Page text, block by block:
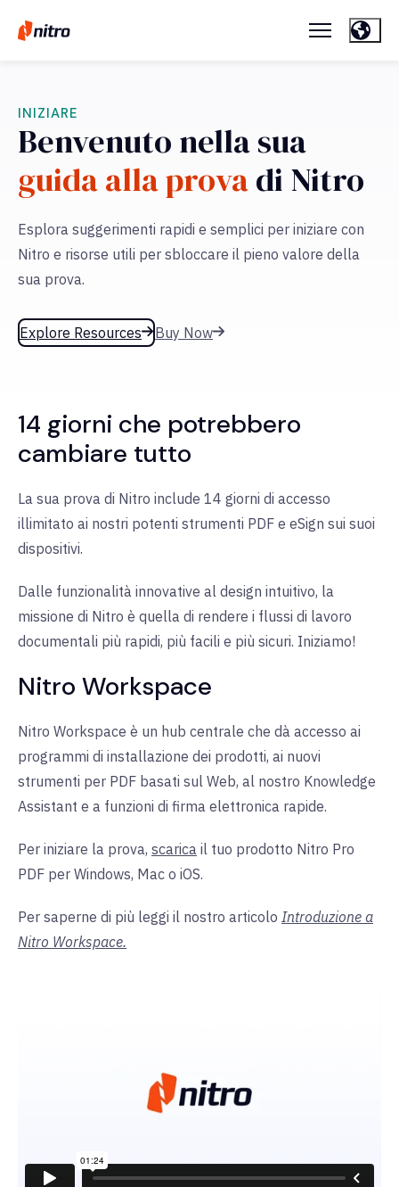
INIZIARE
Benvenuto nella sua
guida alla provadi Nitro
Esplora suggerimenti rapidi e semplici per iniziare con
Nitro e risorse utili per sbloccare il pieno valore della
sua prova.
Explore Resources Buy Now
14 giorni che potrebbero
cambiare tutto
La sua prova di Nitro include 14 giorni di accesso
illimitato ai nostri potenti strumenti PDF e eSign sui suoi
dispositivi.
Dalle funzionalità innovative al design intuitivo, la
missione di Nitro è quella di rendere i flussi di lavoro
documentali più rapidi, più facili e più sicuri. Iniziamo!
Nitro Workspace
Nitro Workspace è un hub centrale che dà accesso ai
programmi di installazione dei prodotti, ai nuovi
strumenti per PDF basati sul Web, al nostro Knowledge
Assistant e a funzioni di firma elettronica rapide.
Per iniziare la prova, scarica il tuo prodotto Nitro Pro
PDF per Windows, Mac o iOS.
Per saperne di più leggi il nostro articolo Introduzione a
Nitro Workspace.